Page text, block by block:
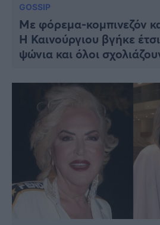
GOSSIP
Με φόρεμα-κομπινεζόν
Η Καινούργιου βγήκε
ψώνια και όλοι